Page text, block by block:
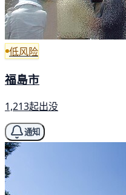
低风险
福島市
1,213起出没
通知